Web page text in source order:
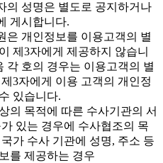
의 성명은 별도로 공지하거나
게시합니다.
개인정보를 이용고객의 별
제3자에게 제공하지 않습니
각 호의 경우는 이용고객의 별
3자에게 이용 고객의 개인정
있습니다.
의 목적에 따른 수사기관의 서
있는 경우에 수사협조의 목
가 수사 기관에 성명, 주소 등
를 제공하는 경우